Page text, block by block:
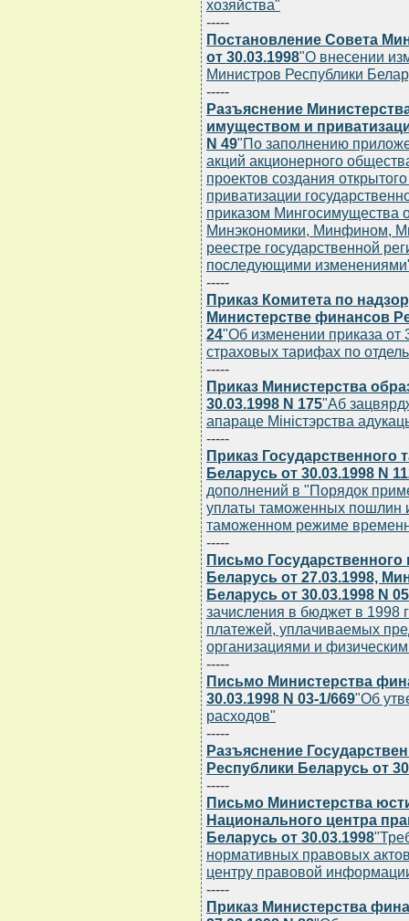
хозяйства"
-----
Постановление Совета
от 30.03.1998"О внесении
Министров Республики
-----
Разъяснение
имуществом и
N 49"По заполнению
акций акционерного
проектов создания
приватизации
приказом Мингосимущества
Минэкономики, Минфином,
реестре государственной
последующими
-----
Приказ Комитета по
Министерстве финансов
24"Об изменении приказа
страховых тарифах по
-----
Приказ Министерства
30.03.1998 N 175"Аб
апараце Мiнiстэрства
-----
Приказ Государственного
Беларусь от 30.03.1998 N
дополнений в "Порядок
уплаты таможенных пошлин
таможенном режиме
-----
Письмо Государственного
Беларусь от 27.03.1998,
Беларусь от 30.03.1998 N
зачисления в бюджет в 1998
платежей, уплачиваемых
организациями и
-----
Письмо Министерства
30.03.1998 N 03-1/669"Об
расходов"
-----
Разъяснение
Республики Беларусь от
-----
Письмо Министерства
Национального центра
Беларусь от 30.03.1998
нормативных правовых
центру правовой
-----
Приказ Министерства